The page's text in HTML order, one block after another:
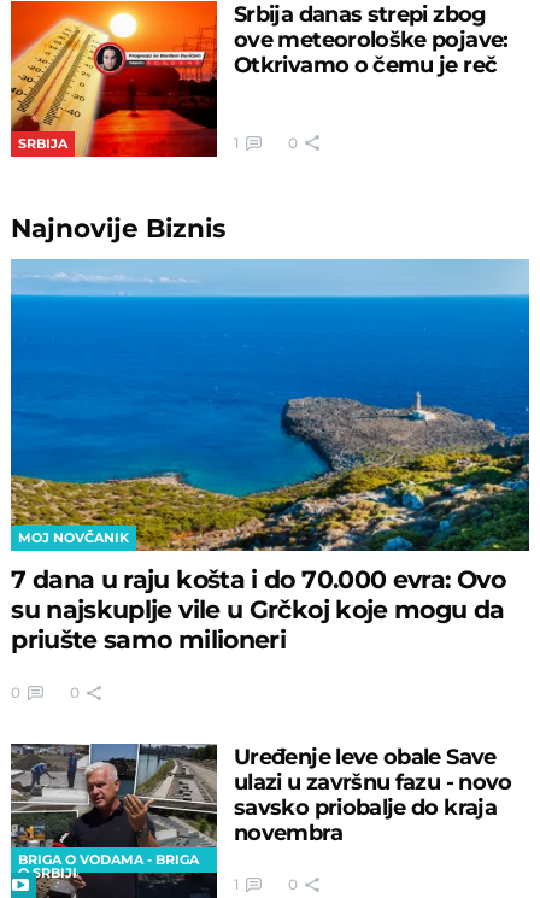
SRBIJA
Srbija danas strepi zbog
ove meteorološke pojave:
Otkrivamo o čemu je reč
1 0
Najnovije Biznis
MOJ NOVČANIK
7 dana u raju košta i do 70.000 evra: Ovo
su najskuplje vile u Grčkoj koje mogu da
priušte samo milioneri
0 0
BRIGA O VODAMA - BRIGA
O SRBIJI
Uređenje leve obale Save
ulazi u završnu fazu - novo
savsko priobalje do kraja
novembra
1 0